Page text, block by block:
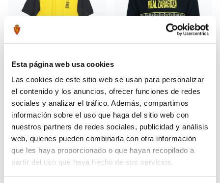
Esta página web usa cookies
Las cookies de este sitio web se usan para personalizar
el contenido y los anuncios, ofrecer funciones de redes
sociales y analizar el tráfico. Además, compartimos
información sobre el uso que haga del sitio web con
nuestros partners de redes sociales, publicidad y análisis
web, quienes pueden combinarla con otra información
que les haya proporcionado o que hayan recopilado a
partir del uso que haya hecho de sus servicios.
POLO PREMATCH AVISPA 23/2422,50 €
45,00 €
JERSEY NAVIDEÑO AVISPA
REAL ZARAGOZA
49,99 €